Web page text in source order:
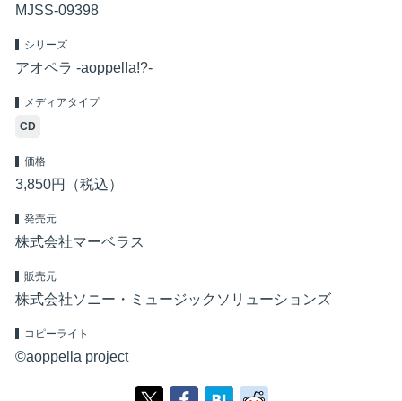
MJSS-09398
シリーズ
アオペラ -aoppella!?-
メディアタイプ
CD
価格
3,850円（税込）
発売元
株式会社マーベラス
販売元
株式会社ソニー・ミュージックソリューションズ
コピーライト
©aoppella project